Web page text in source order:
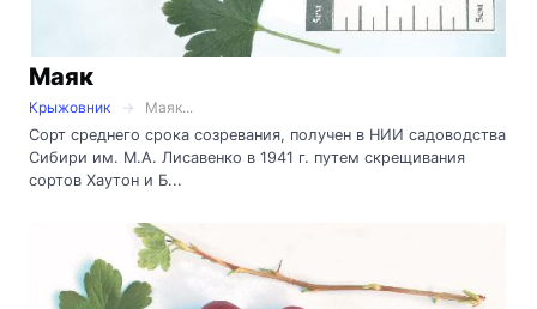
Маяк
Крыжовник
Маяк...
Сорт среднего срока созревания, получен в НИИ садоводства
Сибири им. М.А. Лисавенко в 1941 г. путем скрещивания
сортов Хаутон и Б...